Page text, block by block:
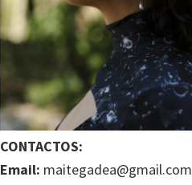
BÚSQUEDA
DE
GÉNERO
EN
LA
ESCENA
MUSICAL
CONTACTOS:
Email: maitegadea@gmail.com